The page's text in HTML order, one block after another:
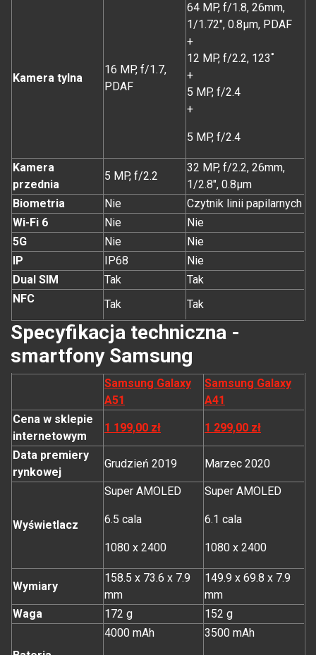
Kamera tylna
16 MP, f/1.7,
PDAF
64 MP, f/1.8, 26mm,
1/1.72", 0.8µm, PDAF
+
12 MP, f/2.2, 123˚
+
5 MP, f/2.4
+
5 MP, f/2.4
Kamera
przednia
5 MP, f/2.2
32 MP, f/2.2, 26mm,
1/2.8", 0.8µm
Biometria
Nie
Czytnik linii papilarnych
Wi-Fi 6
Nie
Nie
5G
Nie
Nie
IP
IP68
Nie
Dual SIM
Tak
Tak
NFC
Tak Tak
Specyfikacja techniczna -
smartfony Samsung
Samsung Galaxy
A51
Samsung Galaxy
A41
Cena w sklepie
internetowym
1 199,00 zł 1 299,00 zł
Data premiery
rynkowej
Grudzień 2019 Marzec 2020
Wyświetlacz
Super AMOLED
6.5 cala
1080 x 2400
Super AMOLED
6.1 cala
1080 x 2400
Wymiary
158.5 x 73.6 x 7.9
mm
149.9 x 69.8 x 7.9
mm
Waga
172 g 152 g
4000 mAh 3500 mAh